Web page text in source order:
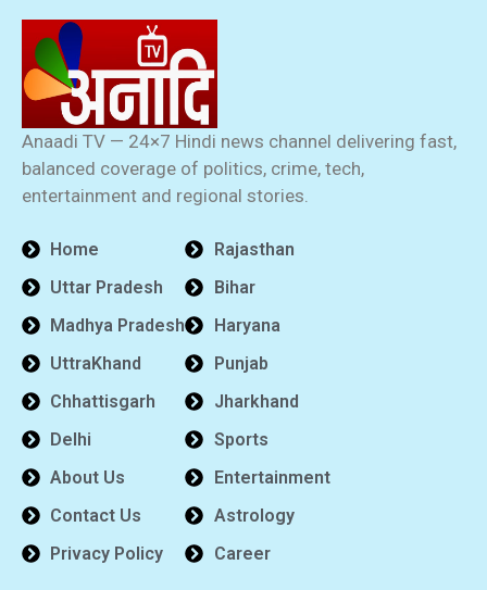
Anaadi TV — 24×7 Hindi news channel delivering fast,
balanced coverage of politics, crime, tech,
entertainment and regional stories.
Home
Uttar Pradesh
Madhya Pradesh
UttraKhand
Chhattisgarh
Delhi
About Us
Contact Us
Privacy Policy
Rajasthan
Bihar
Haryana
Punjab
Jharkhand
Sports
Entertainment
Astrology
Career